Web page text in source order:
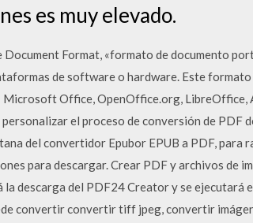
es muy elevado.
Format, «formato de documento
de software o hardware. Este
Office, OpenOffice.org,
el proceso de conversión de PDF
del convertidor Epubor EPUB a PDF,
para descargar. Crear PDF y archivos de
la descarga del PDF24 Creator y se
convertir convertir tiff jpeg, convertir